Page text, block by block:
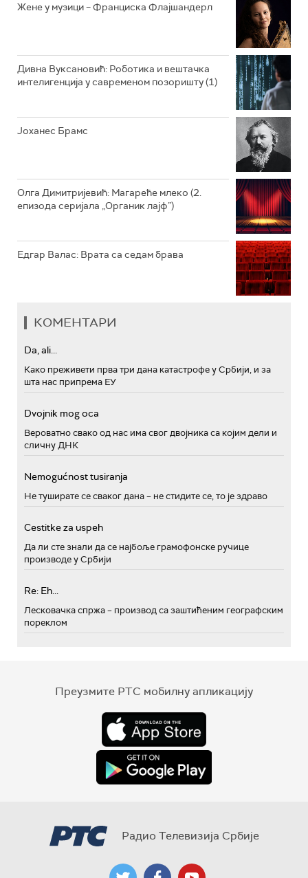
РАДИО ЏЕЗЕР
АРХИВ
Жене у музици – Франциска Флајшандерл
Дивна Вуксановић: Роботика и вештачка
интелигенција у савременом позоришту (1)
Јоханес Брамс
Олга Димитријевић: Магареће млеко (2.
епизода серијала „Органик лајф”)
Едгар Валас: Врата са седам брава
КОМЕНТАРИ
Da, ali...
Како преживети прва три дана катастрофе у Србији, и за
шта нас припрема ЕУ
Dvojnik mog oca
Вероватно свако од нас има свог двојника са којим дели и
сличну ДНК
Nemogućnost tusiranja
Не туширате се сваког дана – не стидите се, то је здраво
Cestitke za uspeh
Да ли сте знали да се најбоље грамофонске ручице
производе у Србији
Re: Eh...
Лесковачка спржа – производ са заштићеним географским
пореклом
Преузмите РТС мобилну апликацију
Радио Телевизија Србије